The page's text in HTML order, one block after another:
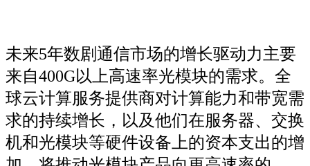
未来5年数剧通信市场的增长驱动力主要
来自400G以上高速率光模块的需求。全
球云计算服务提供商对计算能力和带宽需
求的持续增长，以及他们在服务器、交换
机和光模块等硬件设备上的资本支出的增